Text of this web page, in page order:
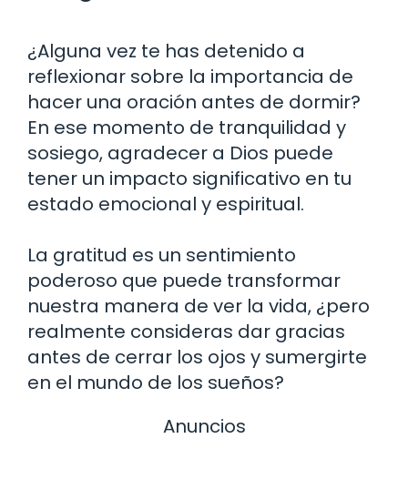
¿Alguna vez te has detenido a
reflexionar sobre la importancia de
hacer una oración antes de dormir?
En ese momento de tranquilidad y
sosiego, agradecer a Dios puede
tener un impacto significativo en tu
estado emocional y espiritual.
La gratitud es un sentimiento
poderoso que puede transformar
nuestra manera de ver la vida, ¿pero
realmente consideras dar gracias
antes de cerrar los ojos y sumergirte
en el mundo de los sueños?
Anuncios